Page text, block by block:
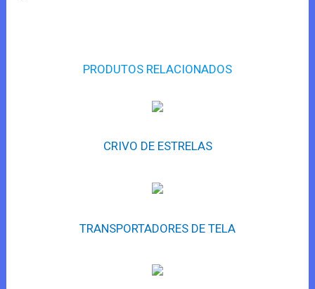
PRODUTOS RELACIONADOS
CRIVO DE ESTRELAS
TRANSPORTADORES DE TELA